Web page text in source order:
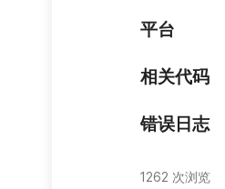
平台
相关代码
错误日志
1262 次浏览